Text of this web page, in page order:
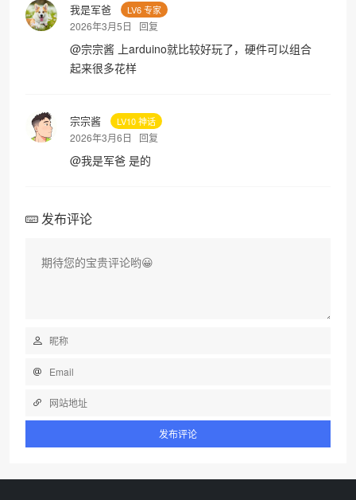
我是军爸 LV6 专家
2026年3月5日 回复
@宗宗酱 上arduino就比较好玩了，硬件可以组合
起来很多花样
宗宗酱 LV10 神话
2026年3月6日 回复
@我是军爸 是的
发布评论